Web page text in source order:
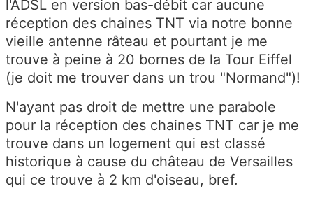
l'ADSL en version bas-débit car aucune
réception des chaines TNT via notre bonne
vieille antenne râteau et pourtant je me
trouve à peine à 20 bornes de la Tour Eiffel
(je doit me trouver dans un trou "Normand")!
N'ayant pas droit de mettre une parabole
pour la réception des chaines TNT car je me
trouve dans un logement qui est classé
historique à cause du château de Versailles
qui ce trouve à 2 km d'oiseau, bref.